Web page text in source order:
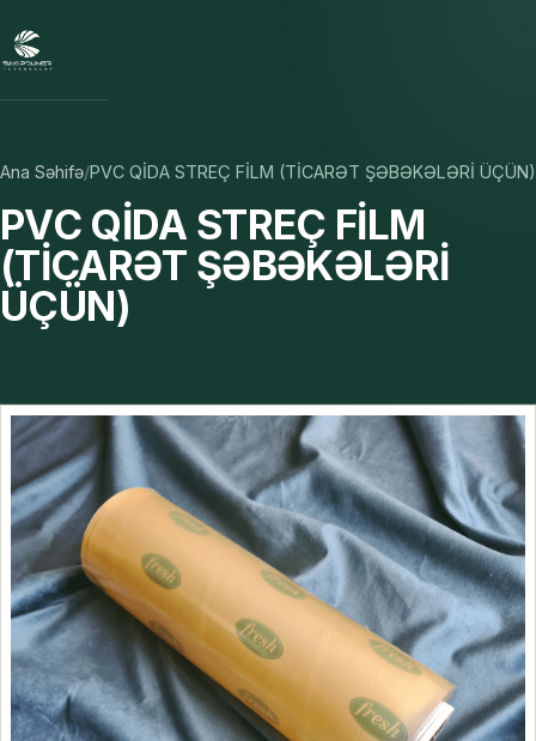
Ana Səhifə/PVC QİDA STREÇ FİLM (TİCARƏT ŞƏBƏKƏLƏRİ ÜÇÜN)
PVC QİDA STREÇ FİLM
(TİCARƏT ŞƏBƏKƏLƏRİ
ÜÇÜN)